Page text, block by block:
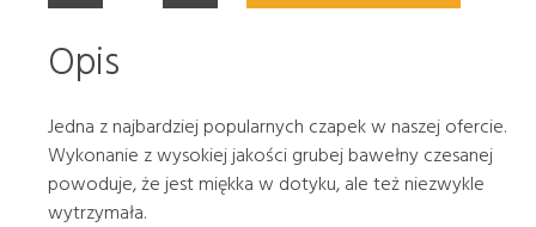
Opis
Jedna z najbardziej popularnych czapek w naszej ofercie.
Wykonanie z wysokiej jakości grubej bawełny czesanej
powoduje, że jest miękka w dotyku, ale też niezwykle
wytrzymała.